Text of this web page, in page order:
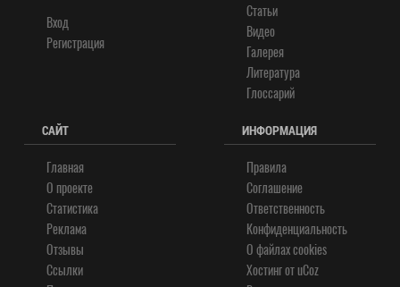
Вход
Регистрация
Статьи
Видео
Галерея
Литература
Глоссарий
САЙТ
Главная
О проекте
Статистика
Реклама
Отзывы
Ссылки
ИНФОРМАЦИЯ
Правила
Соглашение
Ответственность
Конфиденциальность
О файлах cookies
Хостинг отuCoz